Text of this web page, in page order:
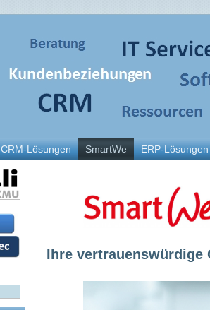
CRM-Lösungen SmartWe ERP-Lösungen
Ihre vertrauenswürdige